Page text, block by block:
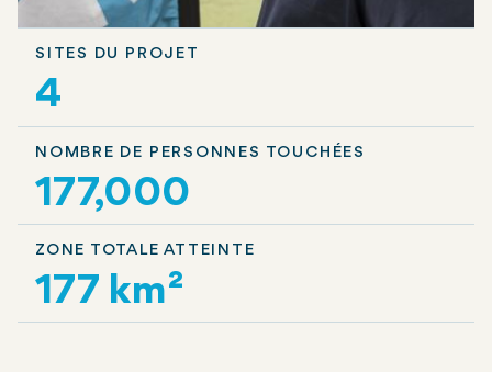
SITES DU PROJET
4
NOMBRE DE PERSONNES TOUCHÉES
177,000
ZONE TOTALE ATTEINTE
177 km²